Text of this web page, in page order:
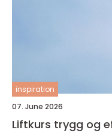
inspiration
07. June 2026
Liftkurs trygg og effektiv bruk av